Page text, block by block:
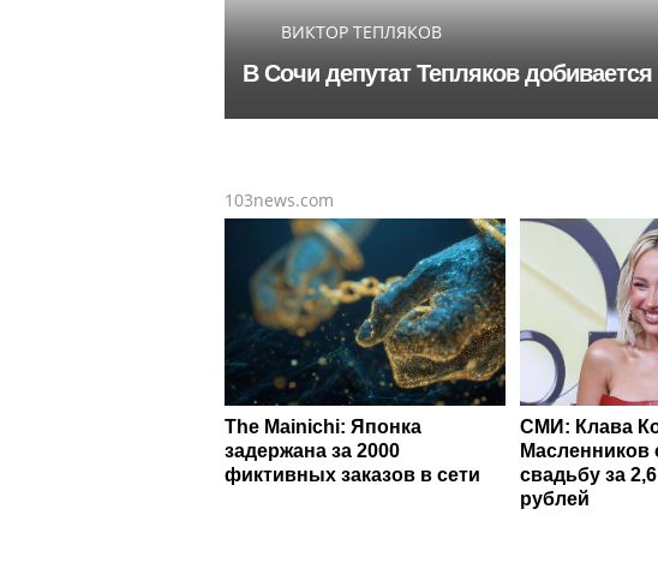
ВИКТОР ТЕПЛЯКОВ
В Сочи депутат Тепляков
103news.com
The Mainichi: Японка
задержана за 2000
фиктивных заказов в сети
СМИ: Клава
Масленников
свадьбу за
рублей